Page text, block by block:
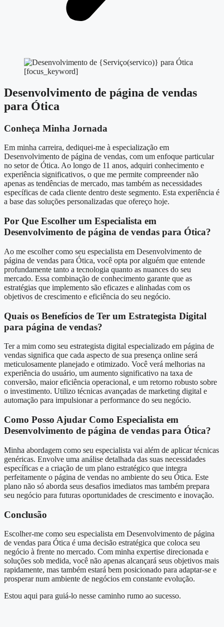
[focus_keyword]
Desenvolvimento de página de vendas
para Ótica
Conheça Minha Jornada
Em minha carreira, dediquei-me à especialização em
Desenvolvimento de página de vendas, com um enfoque particular
no setor de Ótica. Ao longo de 11 anos, adquiri conhecimento e
experiência significativos, o que me permite compreender não
apenas as tendências de mercado, mas também as necessidades
específicas de cada cliente dentro deste segmento. Esta experiência é
a base das soluções personalizadas que ofereço hoje.
Por Que Escolher um Especialista em
Desenvolvimento de página de vendas para Ótica?
Ao me escolher como seu especialista em Desenvolvimento de
página de vendas para Ótica, você opta por alguém que entende
profundamente tanto a tecnologia quanto as nuances do seu
mercado. Essa combinação de conhecimento garante que as
estratégias que implemento são eficazes e alinhadas com os
objetivos de crescimento e eficiência do seu negócio.
Quais os Benefícios de Ter um Estrategista Digital
para página de vendas?
Ter a mim como seu estrategista digital especializado em página de
vendas significa que cada aspecto de sua presença online será
meticulosamente planejado e otimizado. Você verá melhorias na
experiência do usuário, um aumento significativo na taxa de
conversão, maior eficiência operacional, e um retorno robusto sobre
o investimento. Utilizo técnicas avançadas de marketing digital e
automação para impulsionar a performance do seu negócio.
Como Posso Ajudar Como Especialista em
Desenvolvimento de página de vendas para Ótica?
Minha abordagem como seu especialista vai além de aplicar técnicas
genéricas. Envolve uma análise detalhada das suas necessidades
específicas e a criação de um plano estratégico que integra
perfeitamente o página de vendas no ambiente do seu Ótica. Este
plano não só aborda seus desafios imediatos mas também prepara
seu negócio para futuras oportunidades de crescimento e inovação.
Conclusão
Escolher-me como seu especialista em Desenvolvimento de página
de vendas para Ótica é uma decisão estratégica que coloca seu
negócio à frente no mercado. Com minha expertise direcionada e
soluções sob medida, você não apenas alcançará seus objetivos mais
rapidamente, mas também estará bem posicionado para adaptar-se e
prosperar num ambiente de negócios em constante evolução.
Estou aqui para guiá-lo nesse caminho rumo ao sucesso.